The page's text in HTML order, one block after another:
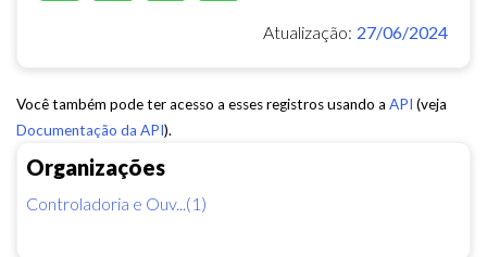
Organizações
Controladoria e Ouv...(1)
Atualização: 27/06/2024
Você também pode ter acesso a esses registros usando a API (veja
Documentação da API).